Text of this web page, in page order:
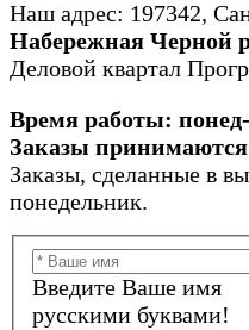
Наш адрес: 197342,
Набережная Черной
Деловой квартал
Время работы:
Заказы принимаются
Заказы, сделанные в
понедельник.
Введите Ваше имя
русскими буквами!